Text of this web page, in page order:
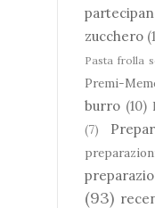
zucchero
Pasta frolla
Premi-
burro (10)
(7)
(93)